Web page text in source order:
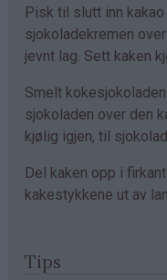
Pisk til slutt inn
sjokoladekremen
jevnt lag. Sett kaken
Smelt
sjokoladen over den
kjølig igjen, til
Del kaken opp i
kakestykkene ut av
Tips